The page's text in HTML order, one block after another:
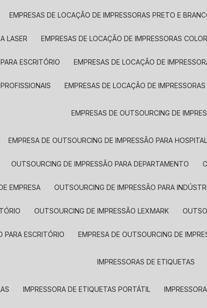
EMPRESAS DE LOCAÇÃO DE IMPRESSORAS PRETO E
LASER EMPRESAS DE LOCAÇÃO DE IMPRESSORAS
ESCRITÓRIO EMPRESAS DE LOCAÇÃO DE
EMPRESAS DE LOCAÇÃO DE
EMPRESAS DE OUTSOURCING DE
EMPRESA DE OUTSOURCING DE IMPRESSÃO PARA HOSPITAL
OUTSOURCING DE IMPRESSÃO PARA DEPARTAMENTO
EMPRESA OUTSOURCING DE IMPRESSÃO PARA
OUTSOURCING DE IMPRESSÃO LEXMARK
PARA ESCRITÓRIO EMPRESA DE OUTSOURCING DE
IMPRESSORAS DE ETIQUETAS
IMPRESSORA DE ETIQUETAS PORTÁTIL